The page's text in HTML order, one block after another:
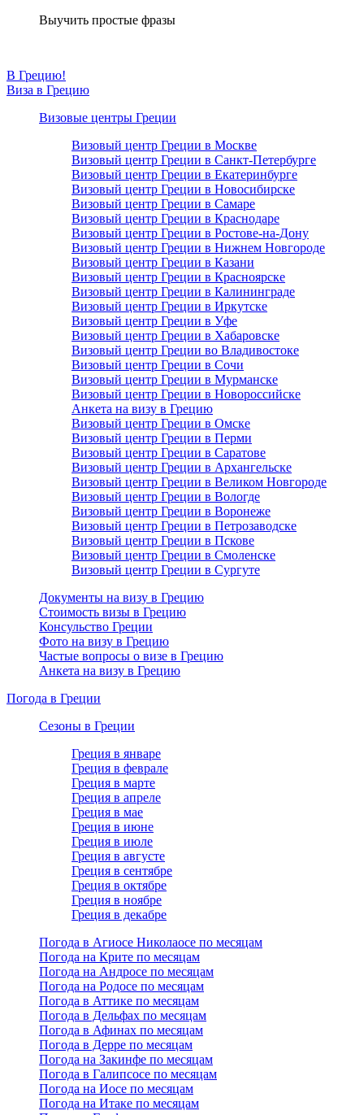
Выучить простые фразы
В Грецию!
Виза в Грецию
Визовые центры Греции
Визовый центр Греции в Москве
Визовый центр Греции в Санкт-Петербурге
Визовый центр Греции в Екатеринбурге
Визовый центр Греции в Новосибирске
Визовый центр Греции в Самаре
Визовый центр Греции в Краснодаре
Визовый центр Греции в Ростове-на-Дону
Визовый центр Греции в Нижнем Новгороде
Визовый центр Греции в Казани
Визовый центр Греции в Красноярске
Визовый центр Греции в Калининграде
Визовый центр Греции в Иркутске
Визовый центр Греции в Уфе
Визовый центр Греции в Хабаровске
Визовый центр Греции во Владивостоке
Визовый центр Греции в Сочи
Визовый центр Греции в Мурманске
Визовый центр Греции в Новороссийске
Анкета на визу в Грецию
Визовый центр Греции в Омске
Визовый центр Греции в Перми
Визовый центр Греции в Саратове
Визовый центр Греции в Архангельске
Визовый центр Греции в Великом Новгороде
Визовый центр Греции в Вологде
Визовый центр Греции в Воронеже
Визовый центр Греции в Петрозаводске
Визовый центр Греции в Пскове
Визовый центр Греции в Смоленске
Визовый центр Греции в Сургуте
Документы на визу в Грецию
Стоимость визы в Грецию
Консульство Греции
Фото на визу в Грецию
Частые вопросы о визе в Грецию
Анкета на визу в Грецию
Погода в Греции
Сезоны в Греции
Греция в январе
Греция в феврале
Греция в марте
Греция в апреле
Греция в мае
Греция в июне
Греция в июле
Греция в августе
Греция в сентябре
Греция в октябре
Греция в ноябре
Греция в декабре
Погода в Агиосе Николаосе по месяцам
Погода на Крите по месяцам
Погода на Андросе по месяцам
Погода на Родосе по месяцам
Погода в Аттике по месяцам
Погода в Дельфах по месяцам
Погода в Афинах по месяцам
Погода в Дерре по месяцам
Погода на Закинфе по месяцам
Погода в Галипсосе по месяцам
Погода на Иосе по месяцам
Погода на Итаке по месяцам